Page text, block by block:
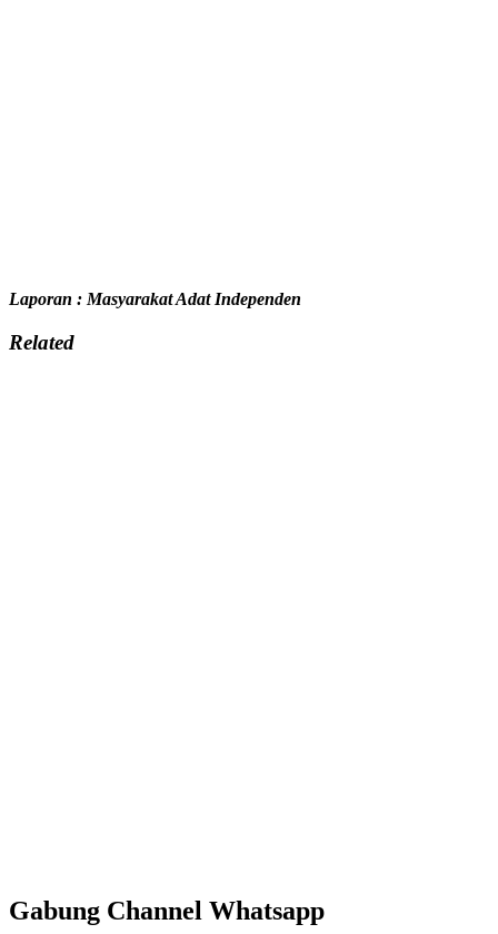
Laporan : Masyarakat Adat Independen
Related
Gabung Channel Whatsapp